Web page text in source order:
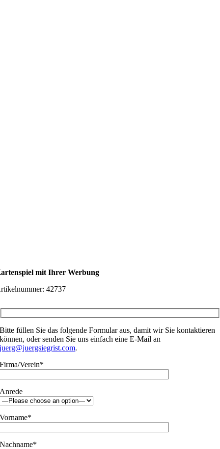
mit Ihrer Werbung
42737
Bitte füllen Sie das folgende Formular aus, damit wir Sie kontaktieren
können, oder senden Sie uns einfach eine E-Mail an
juerg@juergsiegrist.com.
Firma/Verein*
Anrede
Vorname*
Nachname*